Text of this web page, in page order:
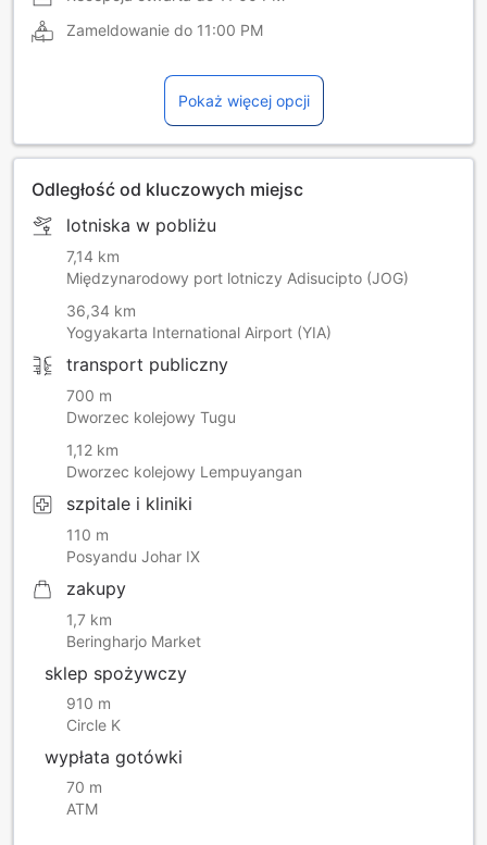
Zameldowanie do 11:00 PM
Pokaż więcej opcji
Odległość od kluczowych miejsc
lotniska w pobliżu
7,14 km
Międzynarodowy port lotniczy Adisucipto (JOG)
36,34 km
Yogyakarta International Airport (YIA)
transport publiczny
700 m
Dworzec kolejowy Tugu
1,12 km
Dworzec kolejowy Lempuyangan
szpitale i kliniki
110 m
Posyandu Johar IX
zakupy
1,7 km
Beringharjo Market
sklep spożywczy
910 m
Circle K
wypłata gotówki
70 m
ATM